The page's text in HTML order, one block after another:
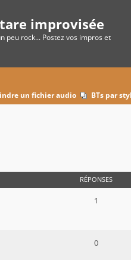
improvisée
peu rock... Postez vos impros et
un fichier audio BTs par
RÉPONSES
1
0